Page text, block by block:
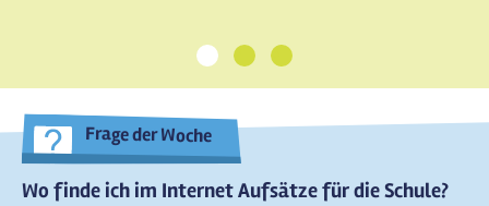
1 2 3
Frage der Woche
Wo finde ich im Internet Aufsätze für die Schule?